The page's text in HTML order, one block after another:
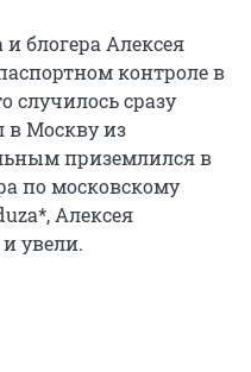
блогера Алексея
контроле в
случилось сразу
в Москву из
приземлился в
по московскому
Алексея
увели.